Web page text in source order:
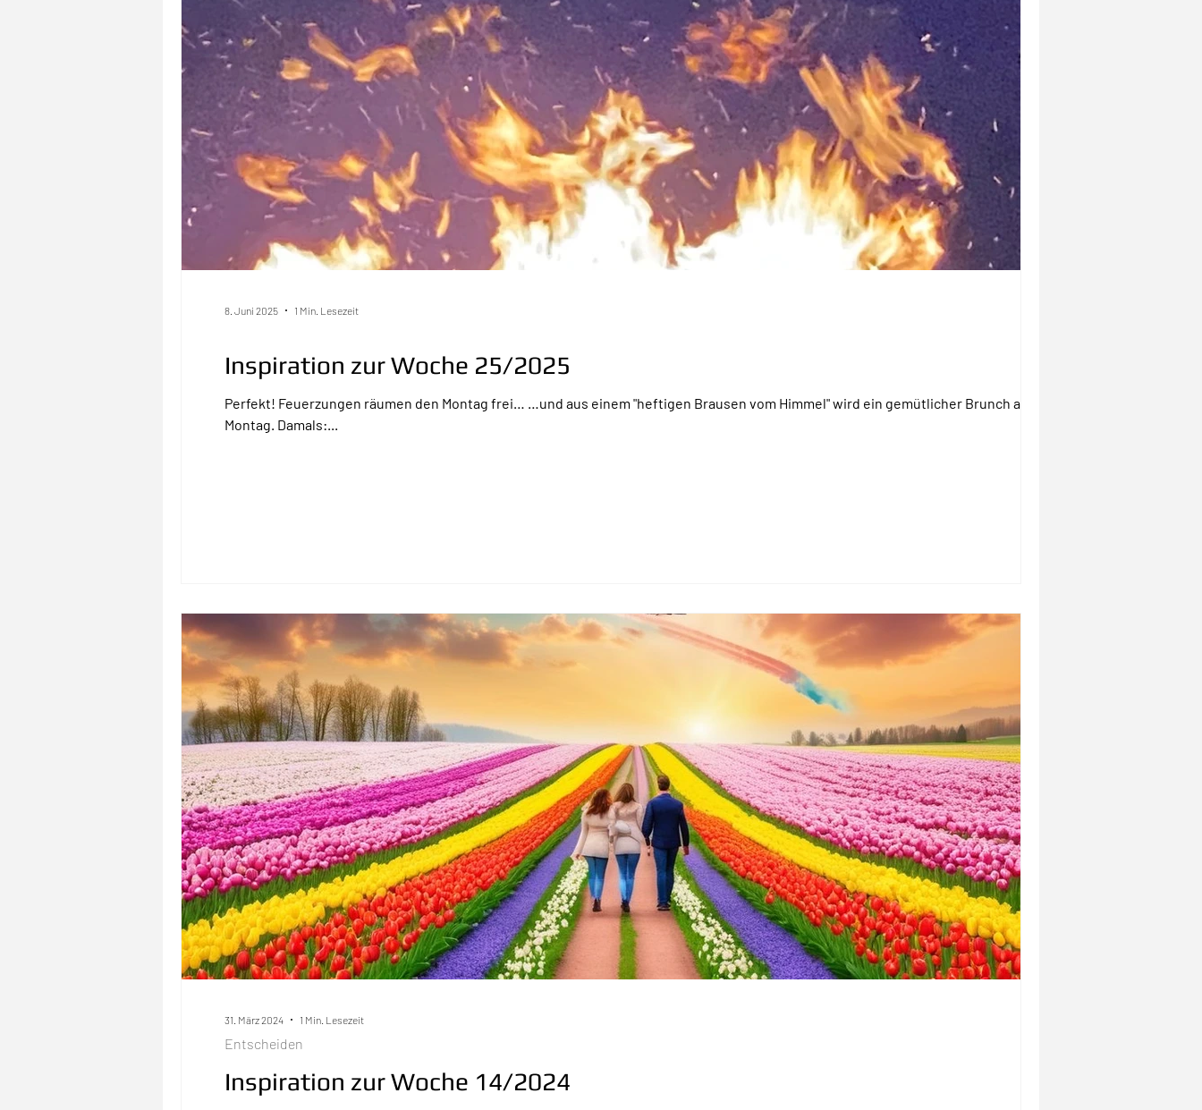
Inspiration zur Woche 25/2025
Perfekt! Feuerzungen räumen den Montag frei… …und aus einem "heftigen Brausen vom Himmel" wird ein gemütlicher Brunch am
Montag. Damals:...
8. Juni 2025 1 Min. Lesezeit
Inspiration zur Woche 14/2024
Entscheiden
31. März 2024 1 Min. Lesezeit